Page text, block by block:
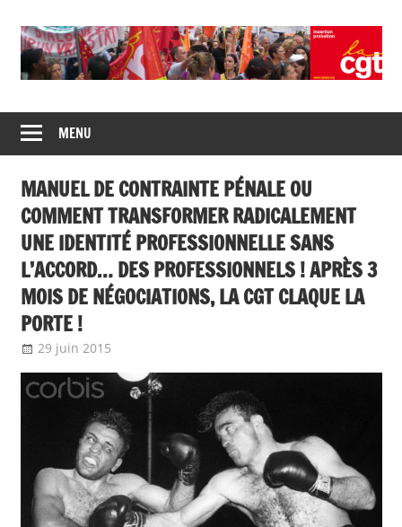
content
CGT
insertion
probation
de
syndicats
CGT
insertion
probation
MENU
MANUEL DE CONTRAINTE PÉNALE OU
COMMENT TRANSFORMER RADICALEMENT
UNE IDENTITÉ PROFESSIONNELLE SANS
L’ACCORD… DES PROFESSIONNELS ! APRÈS 3
MOIS DE NÉGOCIATIONS, LA CGT CLAQUE LA
PORTE !
29 juin 2015